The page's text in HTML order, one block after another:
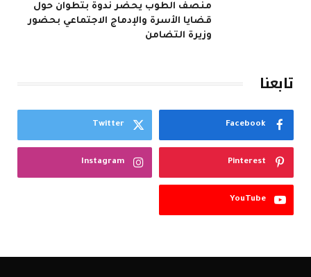
منصف الطوب يحضر ندوة بتطوان حول
قضايا الأسرة والإدماج الاجتماعي بحضور
وزيرة التضامن
تابعنا
Facebook
Twitter
Pinterest
Instagram
YouTube